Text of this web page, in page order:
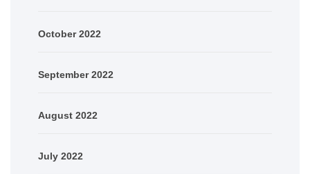
October 2022
September 2022
August 2022
July 2022